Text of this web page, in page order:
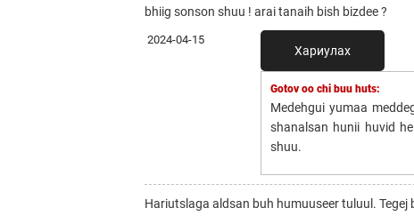
bhiig sonson shuu ! arai tanaih bish bizdee ?
2024-04-15
Хариулах
Gotov oo chi buu huts:
Medehgui yumaa
shanalsan hunii huvid
shuu.
Hariutslaga aldsan buh humuuseer tuluul.